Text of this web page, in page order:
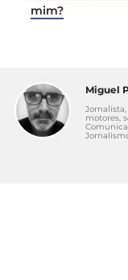
mim?
Miguel
motores,